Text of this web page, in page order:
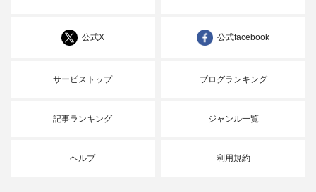
公式X 公式facebook
サービストップ ブログランキング
記事ランキング ジャンル一覧
ヘルプ 利用規約